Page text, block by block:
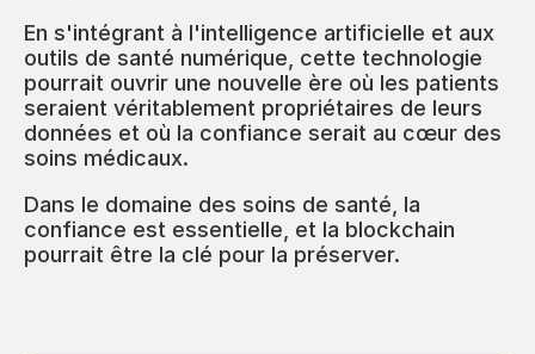
En s'intégrant à l'intelligence artificielle et aux
outils de santé numérique, cette technologie
pourrait ouvrir une nouvelle ère où les patients
seraient véritablement propriétaires de leurs
données et où la confiance serait au cœur des
soins médicaux.
Dans le domaine des soins de santé, la
confiance est essentielle, et la blockchain
pourrait être la clé pour la préserver.